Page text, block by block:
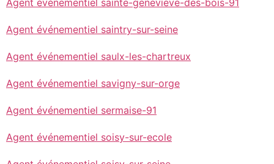
Agent événementiel saintry-sur-seine
Agent événementiel saulx-les-chartreux
Agent événementiel savigny-sur-orge
Agent événementiel sermaise-91
Agent événementiel soisy-sur-ecole